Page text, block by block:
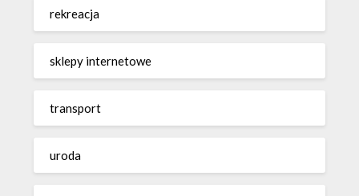
rekreacja
sklepy internetowe
transport
uroda